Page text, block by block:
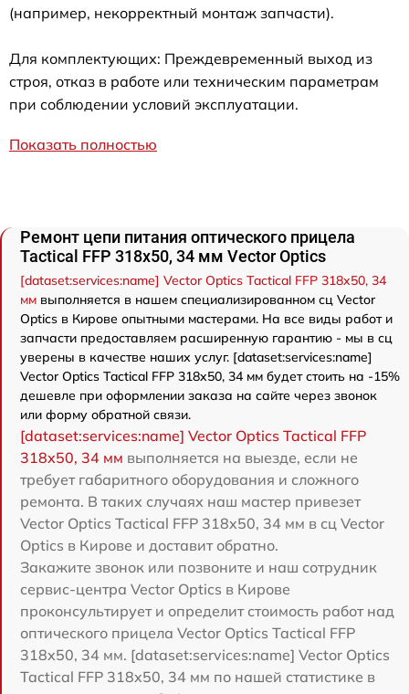
(например, некорректный монтаж запчасти).
Для комплектующих: Преждевременный выход из
строя, отказ в работе или техническим параметрам
при соблюдении условий эксплуатации.
Показать полностью
Ремонт цепи питания оптического прицела
Tactical FFP 318x50, 34 мм Vector Optics
[dataset:services:name] Vector Optics Tactical FFP 318x50, 34
мм выполняется в нашем специализированном сц Vector
Optics в Кирове опытными мастерами. На все виды работ и
запчасти предоставляем расширенную гарантию - мы в сц
уверены в качестве наших услуг. [dataset:services:name]
Vector Optics Tactical FFP 318x50, 34 мм будет стоить на -15%
дешевле при оформлении заказа на сайте через звонок
или форму обратной связи.
[dataset:services:name] Vector Optics Tactical FFP
318x50, 34 мм выполняется на выезде, если не
требует габаритного оборудования и сложного
ремонта. В таких случаях наш мастер привезет
Vector Optics Tactical FFP 318x50, 34 мм в сц Vector
Optics в Кирове и доставит обратно.
Закажите звонок или позвоните и наш сотрудник
сервис-центра Vector Optics в Кирове
проконсультирует и определит стоимость работ над
оптического прицела Vector Optics Tactical FFP
318x50, 34 мм. [dataset:services:name] Vector Optics
Tactical FFP 318x50, 34 мм по нашей статистике в